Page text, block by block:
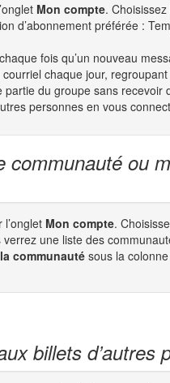
Mon compte. Choisissez
d’abonnement préférée :
fois qu’un nouveau
chaque jour,
partie du groupe sans recevoir
personnes en vous
ou
Mon compte.
une liste des
communautésous la colonne
billets d’autres